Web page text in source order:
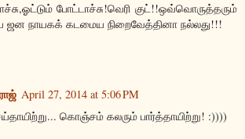
போட்டாச்சு!வெரி குட்!!ஒவ்வொருத்தரும்
ஜன நாயகக் கடமைய நிறைவேத்தினா நல்லது!!!
April 27, 2014 at 5:06 PM
கொஞ்சம் கலரும் பார்த்தாயிற்று! :))))